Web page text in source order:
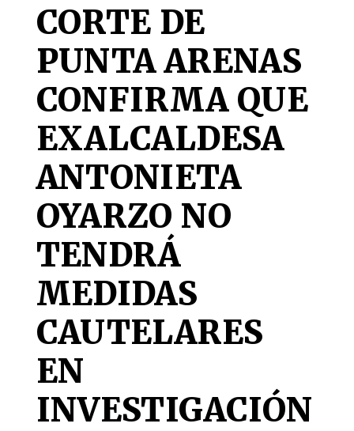
CORTE DE
PUNTA ARENAS
CONFIRMA QUE
EXALCALDESA
ANTONIETA
OYARZO NO
TENDRÁ
MEDIDAS
CAUTELARES
EN
INVESTIGACIÓN